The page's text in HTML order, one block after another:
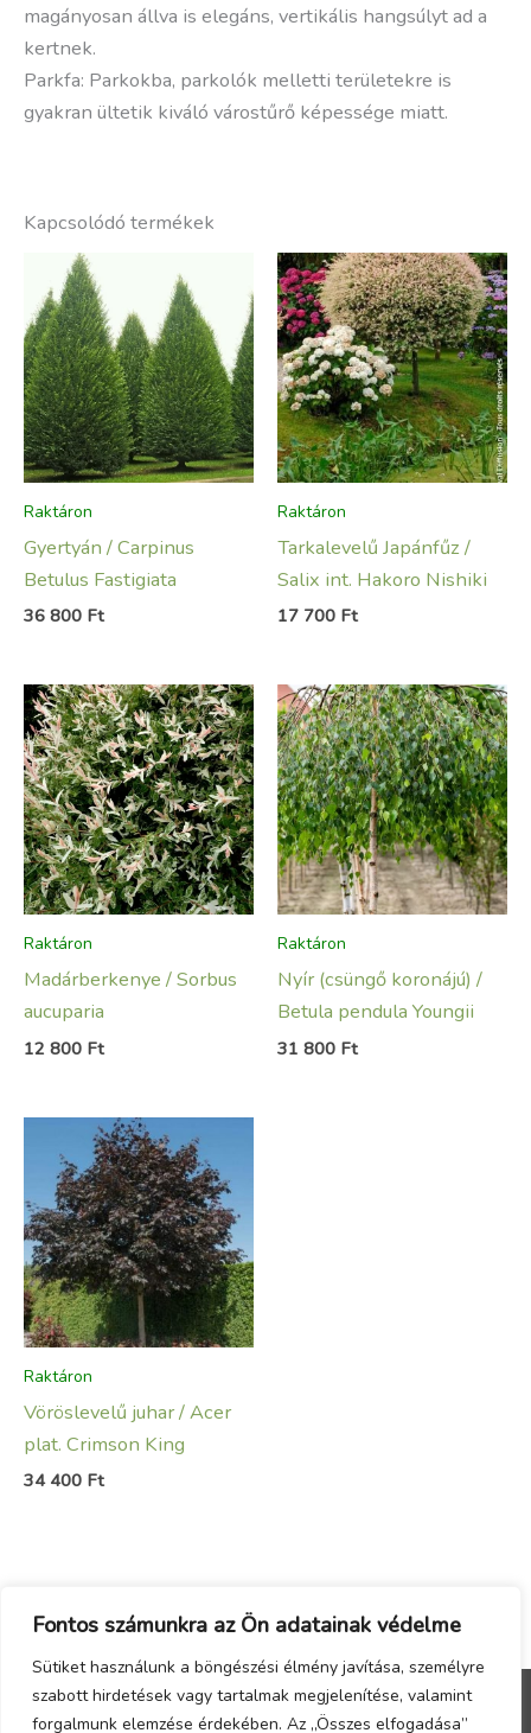
Fontos számunkra az Ön adatainak védelme
Sütiket használunk a böngészési élmény javítása, személyre
szabott hirdetések vagy tartalmak megjelenítése, valamint
forgalmunk elemzése érdekében. Az „Összes elfogadása”
magányosan állva is elegáns, vertikális hangsúlyt ad a
kertnek.
Parkfa: Parkokba, parkolók melletti területekre is
gyakran ültetik kiváló várostűrő képessége miatt.
Kapcsolódó termékek
Raktáron
Gyertyán / Carpinus
Betulus Fastigiata
36 800 Ft
Raktáron
Tarkalevelű Japánfűz /
Salix int. Hakoro Nishiki
17 700 Ft
Raktáron
Madárberkenye / Sorbus
aucuparia
12 800 Ft
Raktáron
Nyír (csüngő koronájú) /
Betula pendula Youngii
31 800 Ft
Raktáron
Vöröslevelű juhar / Acer
plat. Crimson King
34 400 Ft